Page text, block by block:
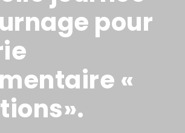
pour
«